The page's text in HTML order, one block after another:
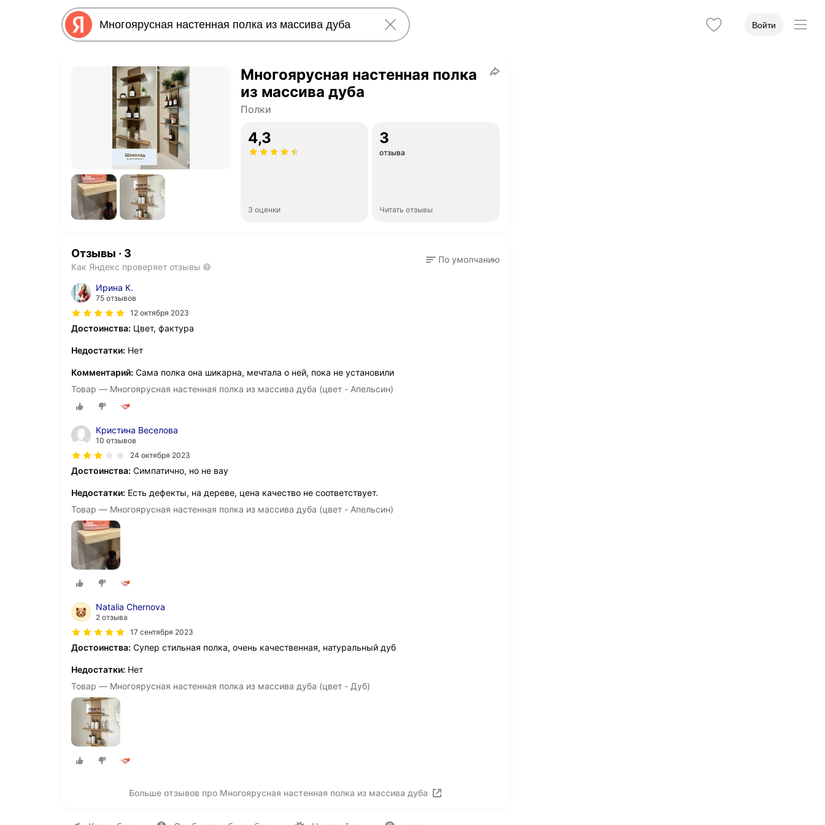
Войти
Многоярусная настенная полка
из массива дуба
Полки
4,3
3 оценки
3
отзыва
Читать отзывы
Отзывы · 3
Как Яндекс проверяет отзывы
По умолчанию
Ирина К.
75 отзывов
12 октября 2023
Достоинства: Цвет, фактура
Недостатки: Нет
Комментарий: Сама полка она шикарна, мечтала о ней, пока не установили
Товар — Многоярусная настенная полка из массива дуба (цвет - Апельсин)
Кристина Веселова
10 отзывов
24 октября 2023
Достоинства: Симпатично, но не вау
Недостатки: Есть дефекты, на дереве, цена качество не соответствует.
Товар — Многоярусная настенная полка из массива дуба (цвет - Апельсин)
Natalia Chernova
2 отзыва
17 сентября 2023
Достоинства: Супер стильная полка, очень качественная, натуральный дуб
Недостатки: Нет
Товар — Многоярусная настенная полка из массива дуба (цвет - Дуб)
Больше отзывов про Многоярусная настенная полка из массива дуба